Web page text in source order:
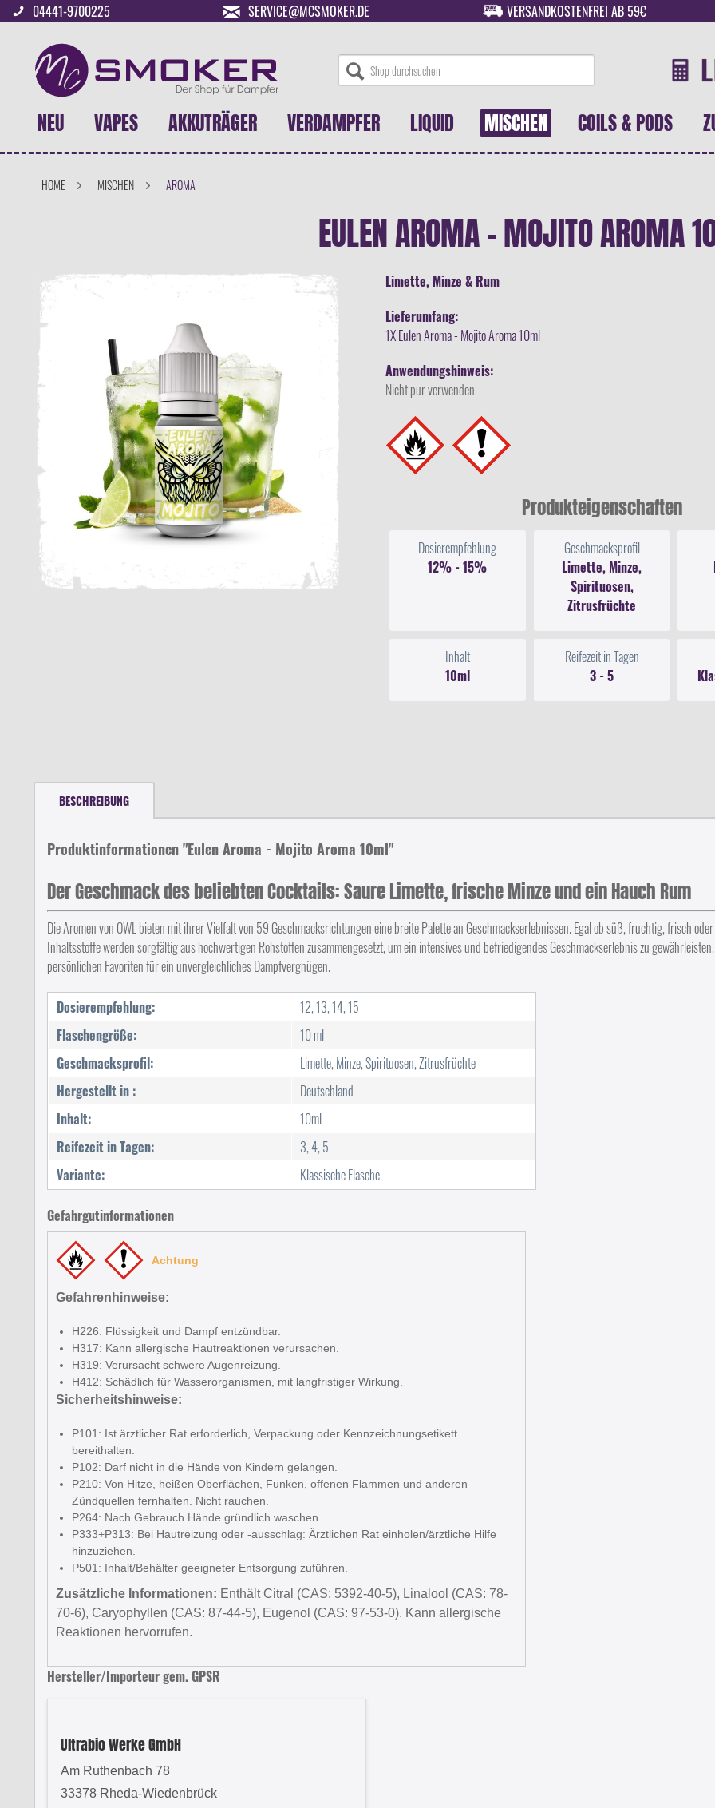
04441-9700225 SERVICE@MCSMOKER.DE VERSANDKOSTENFREI AB 59€
NEU VAPES AKKUTRÄGER VERDAMPFER LIQUID MISCHEN COILS & PODS
HOME MISCHEN AROMA
EULEN AROMA - MOJITO AROMA
Limette, Minze & Rum
Lieferumfang:
1X Eulen Aroma - Mojito Aroma 10ml
Anwendungshinweis:
Nicht pur verwenden
Produkteigenschaften
Dosierempfehlung
12% - 15%
Geschmacksprofil
Limette, Minze,
Spirituosen,
Zitrusfrüchte
Inhalt
10ml
Reifezeit in Tagen
3 - 5
BESCHREIBUNG
Produktinformationen "Eulen Aroma - Mojito Aroma 10ml"
Der Geschmack des beliebten Cocktails: Saure Limette, frische Minze und ein Hauch Rum
Die Aromen von OWL bieten mit ihrer Vielfalt von 59 Geschmacksrichtungen eine breite Palette an Geschmackserlebnissen. Egal ob süß, fruchtig, frisch
Inhaltsstoffe werden sorgfältig aus hochwertigen Rohstoffen zusammengesetzt, um ein intensives und befriedigendes Geschmackserlebnis zu
persönlichen Favoriten für ein unvergleichliches Dampfvergnügen.
Dosierempfehlung:
12, 13, 14, 15
Flaschengröße:
10 ml
Geschmacksprofil:
Limette, Minze, Spirituosen, Zitrusfrüchte
Hergestellt in :
Deutschland
Inhalt:
10ml
Reifezeit in Tagen:
3, 4, 5
Variante:
Klassische Flasche
Gefahrgutinformationen
Achtung
Gefahrenhinweise:
H226: Flüssigkeit und Dampf entzündbar.
H317: Kann allergische Hautreaktionen verursachen.
H319: Verursacht schwere Augenreizung.
H412: Schädlich für Wasserorganismen, mit langfristiger Wirkung.
Sicherheitshinweise:
P101: Ist ärztlicher Rat erforderlich, Verpackung oder Kennzeichnungsetikett
bereithalten.
P102: Darf nicht in die Hände von Kindern gelangen.
P210: Von Hitze, heißen Oberflächen, Funken, offenen Flammen und anderen
Zündquellen fernhalten. Nicht rauchen.
P264: Nach Gebrauch Hände gründlich waschen.
P333+P313: Bei Hautreizung oder -ausschlag: Ärztlichen Rat einholen/ärztliche Hilfe
hinzuziehen.
P501: Inhalt/Behälter geeigneter Entsorgung zuführen.
Zusätzliche Informationen: Enthält Citral (CAS: 5392-40-5), Linalool (CAS: 78-
70-6), Caryophyllen (CAS: 87-44-5), Eugenol (CAS: 97-53-0). Kann allergische
Reaktionen hervorrufen.
Hersteller/Importeur gem. GPSR
Ultrabio Werke GmbH
Am Ruthenbach 78
33378 Rheda-Wiedenbrück